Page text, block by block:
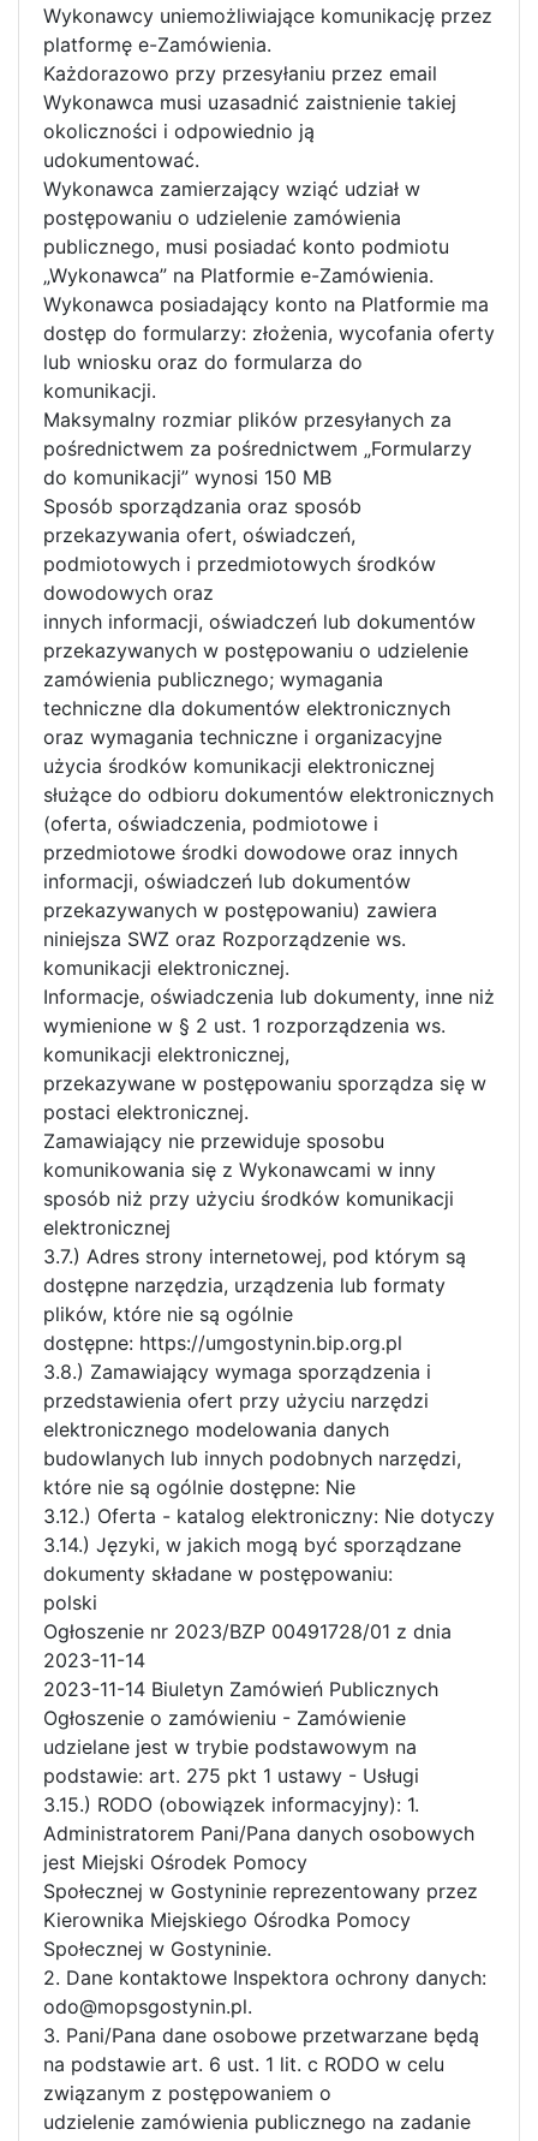
Wykonawcy uniemożliwiające komunikację przez
platformę e-Zamówienia.
Każdorazowo przy przesyłaniu przez email
Wykonawca musi uzasadnić zaistnienie takiej
okoliczności i odpowiednio ją
udokumentować.
Wykonawca zamierzający wziąć udział w
postępowaniu o udzielenie zamówienia
publicznego, musi posiadać konto podmiotu
„Wykonawca” na Platformie e-Zamówienia.
Wykonawca posiadający konto na Platformie ma
dostęp do formularzy: złożenia, wycofania oferty
lub wniosku oraz do formularza do
komunikacji.
Maksymalny rozmiar plików przesyłanych za
pośrednictwem za pośrednictwem „Formularzy
do komunikacji” wynosi 150 MB
Sposób sporządzania oraz sposób
przekazywania ofert, oświadczeń,
podmiotowych i przedmiotowych środków
dowodowych oraz
innych informacji, oświadczeń lub dokumentów
przekazywanych w postępowaniu o udzielenie
zamówienia publicznego; wymagania
techniczne dla dokumentów elektronicznych
oraz wymagania techniczne i organizacyjne
użycia środków komunikacji elektronicznej
służące do odbioru dokumentów elektronicznych
(oferta, oświadczenia, podmiotowe i
przedmiotowe środki dowodowe oraz innych
informacji, oświadczeń lub dokumentów
przekazywanych w postępowaniu) zawiera
niniejsza SWZ oraz Rozporządzenie ws.
komunikacji elektronicznej.
Informacje, oświadczenia lub dokumenty, inne niż
wymienione w § 2 ust. 1 rozporządzenia ws.
komunikacji elektronicznej,
przekazywane w postępowaniu sporządza się w
postaci elektronicznej.
Zamawiający nie przewiduje sposobu
komunikowania się z Wykonawcami w inny
sposób niż przy użyciu środków komunikacji
elektronicznej
3.7.) Adres strony internetowej, pod którym są
dostępne narzędzia, urządzenia lub formaty
plików, które nie są ogólnie
dostępne: https://umgostynin.bip.org.pl
3.8.) Zamawiający wymaga sporządzenia i
przedstawienia ofert przy użyciu narzędzi
elektronicznego modelowania danych
budowlanych lub innych podobnych narzędzi,
które nie są ogólnie dostępne: Nie
3.12.) Oferta - katalog elektroniczny: Nie dotyczy
3.14.) Języki, w jakich mogą być sporządzane
dokumenty składane w postępowaniu:
polski
Ogłoszenie nr 2023/BZP 00491728/01 z dnia
2023-11-14
2023-11-14 Biuletyn Zamówień Publicznych
Ogłoszenie o zamówieniu - Zamówienie
udzielane jest w trybie podstawowym na
podstawie: art. 275 pkt 1 ustawy - Usługi
3.15.) RODO (obowiązek informacyjny): 1.
Administratorem Pani/Pana danych osobowych
jest Miejski Ośrodek Pomocy
Społecznej w Gostyninie reprezentowany przez
Kierownika Miejskiego Ośrodka Pomocy
Społecznej w Gostyninie.
2. Dane kontaktowe Inspektora ochrony danych:
odo@mopsgostynin.pl.
3. Pani/Pana dane osobowe przetwarzane będą
na podstawie art. 6 ust. 1 lit. c RODO w celu
związanym z postępowaniem o
udzielenie zamówienia publicznego na zadanie